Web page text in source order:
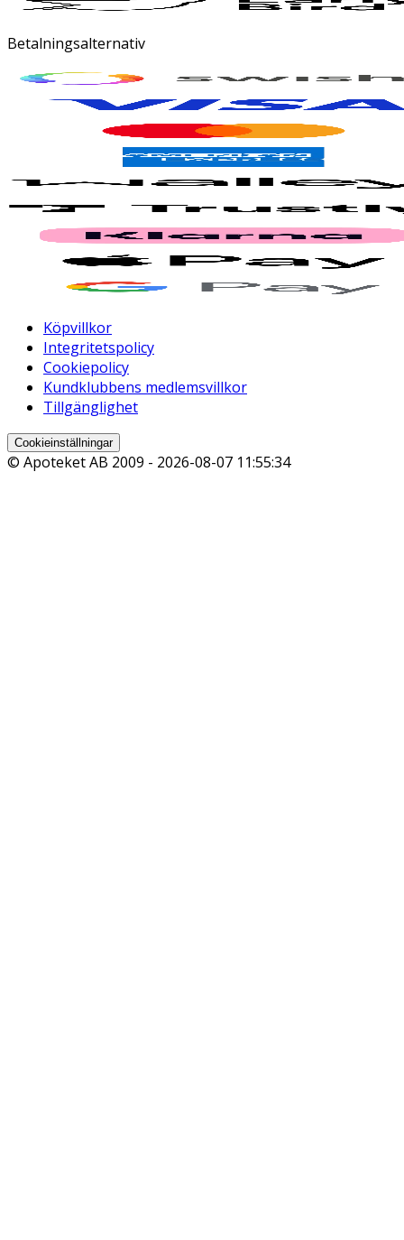
Betalningsalternativ
Köpvillkor
Integritetspolicy
Cookiepolicy
Kundklubbens medlemsvillkor
Tillgänglighet
Cookieinställningar
© Apoteket AB 2009 - 2026-08-07 11:55:34